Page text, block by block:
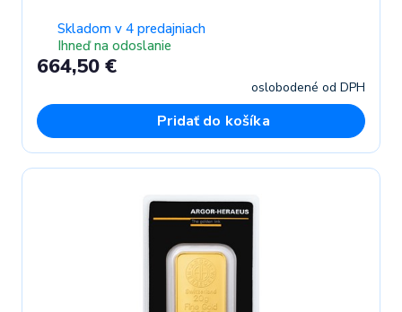
Skladom v 4 predajniach
Ihneď na odoslanie
664,50 €
oslobodené od DPH
Pridať do košíka